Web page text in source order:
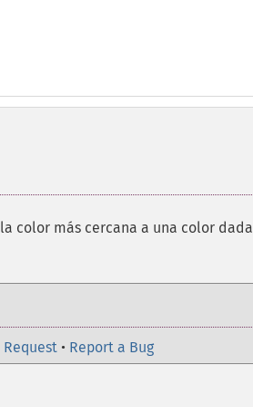
color más cercana a una color dada
• Report a Bug